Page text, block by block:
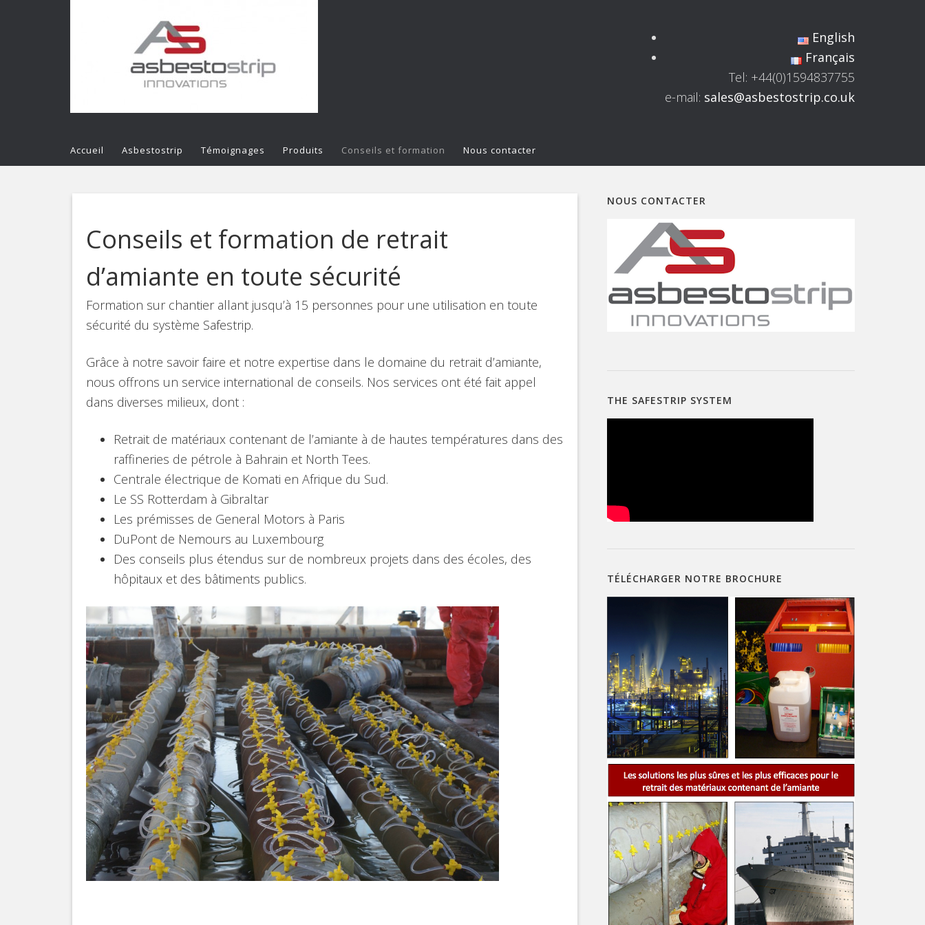
English
Français
Tel: +44(0)1594837755
e-mail: sales@asbestostrip.co.uk
Accueil Asbestostrip Témoignages Produits Conseils et formation Nous contacter
Conseils et formation de retrait
d’amiante en toute sécurité
Formation sur chantier allant jusqu’à 15 personnes pour une utilisation en toute
sécurité du système Safestrip.
Grâce à notre savoir faire et notre expertise dans le domaine du retrait d’amiante,
nous offrons un service international de conseils. Nos services ont été fait appel
dans diverses milieux, dont :
Retrait de matériaux contenant de l’amiante à de hautes températures dans des
raffineries de pétrole à Bahrain et North Tees.
Centrale électrique de Komati en Afrique du Sud.
Le SS Rotterdam à Gibraltar
Les prémisses de General Motors à Paris
DuPont de Nemours au Luxembourg
Des conseils plus étendus sur de nombreux projets dans des écoles, des
hôpitaux et des bâtiments publics.
NOUS CONTACTER
THE SAFESTRIP SYSTEM
TÉLÉCHARGER NOTRE BROCHURE